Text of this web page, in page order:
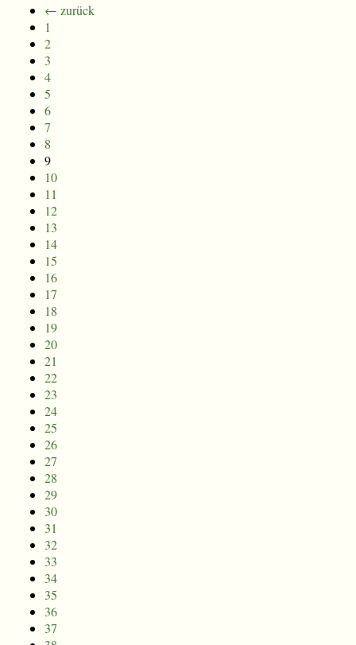
← zurück
1
2
3
4
5
6
7
8
9
10
11
12
13
14
15
16
17
18
19
20
21
22
23
24
25
26
27
28
29
30
31
32
33
34
35
36
37